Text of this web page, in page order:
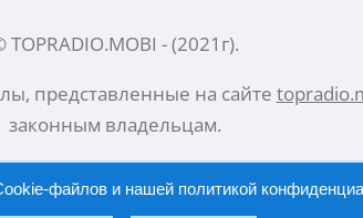
TOPRADIO.MOBI - (2021 г).
представленные на сайте
законным владельцам.
файлов и нашей политикой